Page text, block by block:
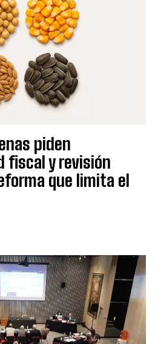
piden
fiscal y revisión
que limita el